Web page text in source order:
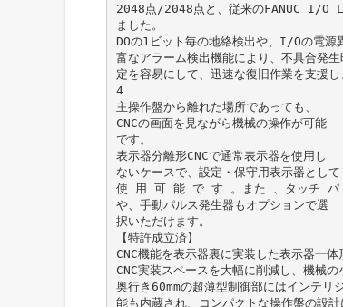
2048点/2048点と、従来のFANUC I/O
ました。
DOの1ビット毎の地絡検出や、I/Oの電源
富なアラーム検出機能により、不具合発
定を容易にして、迅速な復旧作業を支援し
4
主操作盤から離れた場所であっても、
CNCの画面を見ながら機械の操作が可能
です。
表示器分離形CNCで通常表示器を使用し
ないケースで、設定・保守用表示器として
使 用 可 能 で す 。また 、タッチ
や、手動パルス発生器もオプションで選
択いただけます。
【特許成立済】
CNC機能を表示器裏に実装した表示器一体
CNC実装スペースを大幅に削減し、機械の
奥行き60mmの超薄型制御部にはインテリ
能も内蔵され、コンパクトな操作盤の設計